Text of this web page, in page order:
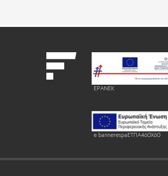
EPANEK
e bannerespaEΤΠΑ460X60